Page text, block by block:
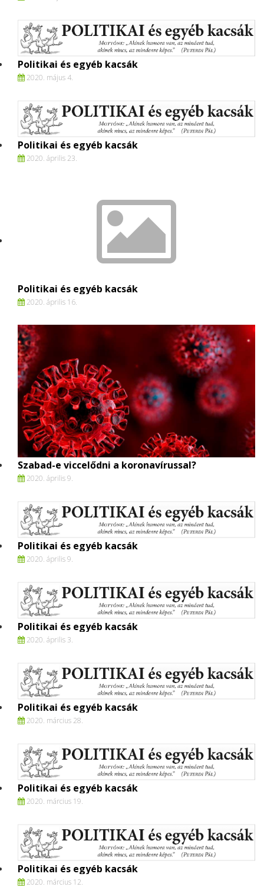
Politikai és egyéb kacsák
2020. május 4.
Politikai és egyéb kacsák
2020. április 23.
Politikai és egyéb kacsák
2020. április 16.
Szabad-e viccelődni a koronavírussal?
2020. április 9.
Politikai és egyéb kacsák
2020. április 9.
Politikai és egyéb kacsák
2020. április 3.
Politikai és egyéb kacsák
2020. március 28.
Politikai és egyéb kacsák
2020. március 19.
Politikai és egyéb kacsák
2020. március 12.